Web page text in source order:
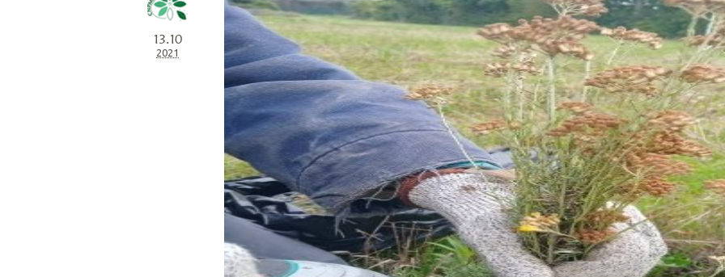
13.10
2021